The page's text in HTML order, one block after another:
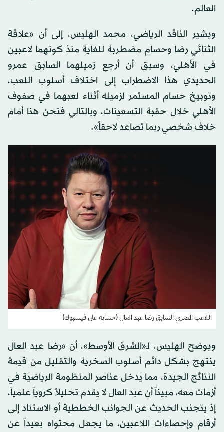
العالم.
ويشير الناقد الرياضي، محمد الهليس، إلى أن «علاقة
الثنائي رضا وحسام مضطربة للغاية منذ كونهما لاعبين
في الأهلي، وسبق أن أرجع زميلهما السابق عمرو
الحديدي هذا الاضطراب إلى اختلاف أسلوب اللعب،
وتوبيخ حسام المستمر لزميله أثناء لعبهما في صفوف
الأهلي خلال حقبة التسعينات، وبالتالي فنحن هنا أمام
خلاف شخصي ربما تصاعد لاحقاً».
اللاعب المصري السابق رضا عبد العال (حسابه على فيسبوك)
ويوضح الهليس، لـ«الشرق الأوسط»، أن «رضا عبد العال
ينتهج بشكل دائم أسلوب السخرية والتقليل من قيمة
النتائج الجيدة، مما يدخل عناصر المنظومة الرياضية في
أزمات معه، مبيناً أن عبد العال لا يقدم تحليلاً كروياً علمياً،
إذ يتجنب الحديث عن الجوانب الخططية أو الاستناد إلى
أرقام وإحصاءات اللاعبين، ما يجعل محتواه بعيداً عن